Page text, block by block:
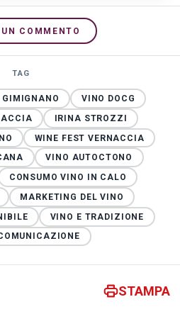
COMMENTO
TAG
VINO DOCG
IRINA STROZZI
WINE FEST VERNACCIA
VINO AUTOCTONO
CONSUMO VINO IN CALO
MARKETING DEL VINO
VINO E TRADIZIONE
STAMPA